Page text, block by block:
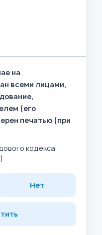
на
всеми лицами,
(его
печатью (при
кодекса
Нет